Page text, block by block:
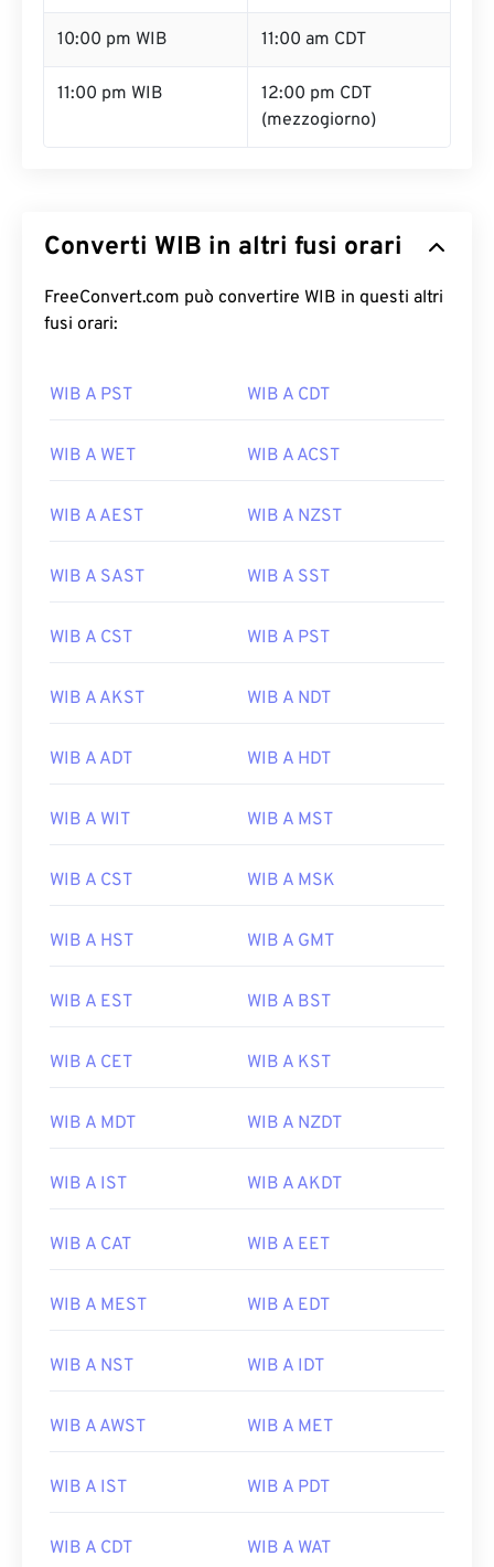
10:00 pm WIB 11:00 am CDT
11:00 pm WIB
12:00 pm CDT
(mezzogiorno)
Converti WIB in altri fusi orari
FreeConvert.com può convertire WIB in questi altri
fusi orari:
WIB A PST WIB A CDT
WIB A WET WIB A ACST
WIB A AEST WIB A NZST
WIB A SAST WIB A SST
WIB A CST WIB A PST
WIB A AKST WIB A NDT
WIB A ADT WIB A HDT
WIB A WIT WIB A MST
WIB A CST WIB A MSK
WIB A HST WIB A GMT
WIB A EST WIB A BST
WIB A CET WIB A KST
WIB A MDT WIB A NZDT
WIB A IST WIB A AKDT
WIB A CAT WIB A EET
WIB A MEST WIB A EDT
WIB A NST WIB A IDT
WIB A AWST WIB A MET
WIB A IST WIB A PDT
WIB A CDT WIB A WAT